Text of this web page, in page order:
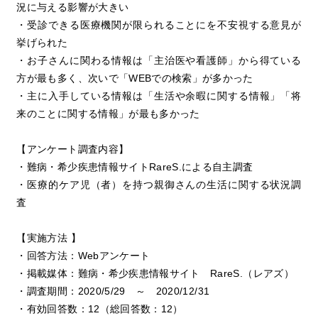
況に与える影響が大きい
・受診できる医療機関が限られることにを不安視する意見が
挙げられた
・お子さんに関わる情報は「主治医や看護師」から得ている
方が最も多く、次いで「WEBでの検索」が多かった
・主に入手している情報は「生活や余暇に関する情報」「将
来のことに関する情報」が最も多かった
【アンケート調査内容】
・難病・希少疾患情報サイトRareS.による自主調査
・医療的ケア児（者）を持つ親御さんの生活に関する状況調
査
【実施方法 】
・回答方法：Webアンケート
・掲載媒体：難病・希少疾患情報サイト RareS.（レアズ）
・調査期間：2020/5/29 ～ 2020/12/31
・有効回答数：12（総回答数：12）